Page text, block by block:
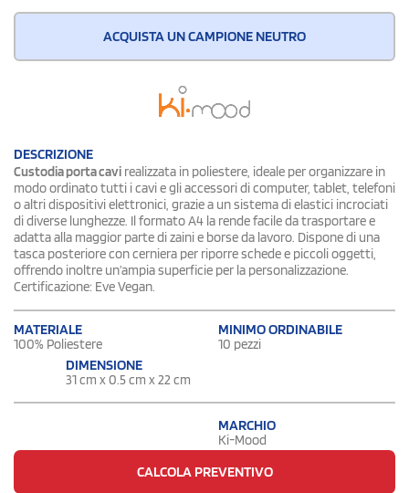
ACQUISTA UN CAMPIONE NEUTRO
DESCRIZIONE
Custodia porta cavi realizzata in poliestere, ideale per organizzare in
modo ordinato tutti i cavi e gli accessori di computer, tablet, telefoni
o altri dispositivi elettronici, grazie a un sistema di elastici incrociati
di diverse lunghezze. Il formato A4 la rende facile da trasportare e
adatta alla maggior parte di zaini e borse da lavoro. Dispone di una
tasca posteriore con cerniera per riporre schede e piccoli oggetti,
offrendo inoltre un’ampia superficie per la personalizzazione.
Certificazione: Eve Vegan.
MATERIALE
100% Poliestere
MINIMO ORDINABILE
10 pezzi
DIMENSIONE
31 cm x 0.5 cm x 22 cm
MARCHIO
Ki-Mood
CALCOLA PREVENTIVO